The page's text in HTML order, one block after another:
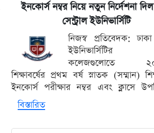
ইনকোর্স নম্বর নিয়ে নতুন নির্দেশনা
সেন্ট্রাল ইউনিভার্সিটি
নিজস্ব প্রতিবেদক: ঢাকা
ইউনিভার্সিটির
কলেজগুলোতে
শিক্ষাবর্ষের প্রথম বর্ষ স্নাতক (সম্মান)
ইনকোর্স পরীক্ষার নম্বর এবং ক্লাসে
বিস্তারিত